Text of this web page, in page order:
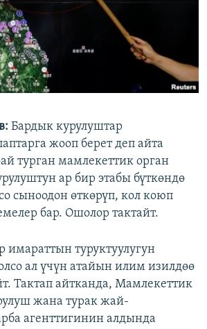
Бардык курулуштар
жооп берет деп айта
турган мамлекеттик орган
ар бир этабы бүткөндө
сыноодон өткөрүп, кол коюп
бар. Ошолор тактайт.
имараттын туруктуулугун
ал үчүн атайын илим изилдөө
Тактап айтканда, Мамлекеттик
жана турак жай-
агенттигинин алдында